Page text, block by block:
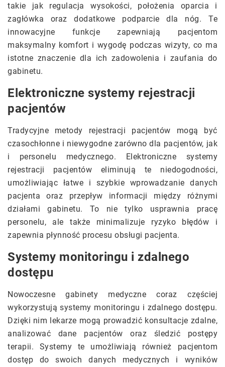
takie jak regulacja wysokości, położenia oparcia i
zagłówka oraz dodatkowe podparcie dla nóg. Te
innowacyjne funkcje zapewniają pacjentom
maksymalny komfort i wygodę podczas wizyty, co ma
istotne znaczenie dla ich zadowolenia i zaufania do
gabinetu.
Elektroniczne systemy rejestracji
pacjentów
Tradycyjne metody rejestracji pacjentów mogą być
czasochłonne i niewygodne zarówno dla pacjentów, jak
i personelu medycznego. Elektroniczne systemy
rejestracji pacjentów eliminują te niedogodności,
umożliwiając łatwe i szybkie wprowadzanie danych
pacjenta oraz przepływ informacji między różnymi
działami gabinetu. To nie tylko usprawnia pracę
personelu, ale także minimalizuje ryzyko błędów i
zapewnia płynność procesu obsługi pacjenta.
Systemy monitoringu i zdalnego
dostępu
Nowoczesne gabinety medyczne coraz częściej
wykorzystują systemy monitoringu i zdalnego dostępu.
Dzięki nim lekarze mogą prowadzić konsultacje zdalne,
analizować dane pacjentów oraz śledzić postępy
terapii. Systemy te umożliwiają również pacjentom
dostęp do swoich danych medycznych i wyników